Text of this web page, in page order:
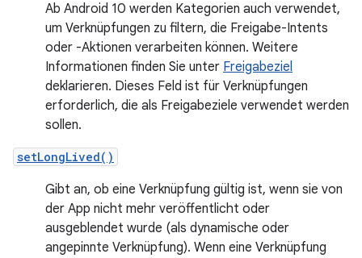
Ab Android 10 werden Kategorien auch verwendet,
um Verknüpfungen zu filtern, die Freigabe-Intents
oder -Aktionen verarbeiten können. Weitere
Informationen finden Sie unter Freigabeziel
deklarieren. Dieses Feld ist für Verknüpfungen
erforderlich, die als Freigabeziele verwendet werden
sollen.
setLongLived()
Gibt an, ob eine Verknüpfung gültig ist, wenn sie von
der App nicht mehr veröffentlicht oder
ausgeblendet wurde (als dynamische oder
angepinnte Verknüpfung). Wenn eine Verknüpfung